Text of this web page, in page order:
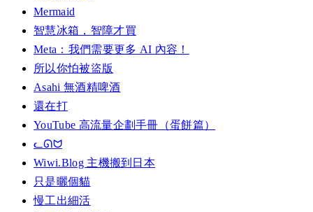
Mermaid
智慧冰箱，智障才買
Meta：我們需要更多 AI 內容！
所以你怕被盜版
Asahi 無酒精啤酒
還在打
YouTube 高流量企劃手冊（蛋餅篇）
ᓚᘏᗢ
Wiwi.Blog 主機搬到日本
只是曬個貓
慢工出細活